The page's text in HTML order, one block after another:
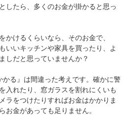
したら、多くのお金が掛かると思っ
かけるくらいなら、そのお金で、
いいキッチンや家具を買ったり、よ
しだと思っていませんか？
る』は間違った考えです。確かに警
入れたり、窓ガラスを割れにくいも
ラをつけたりすればお金はかかりま
お金があっても足りません。